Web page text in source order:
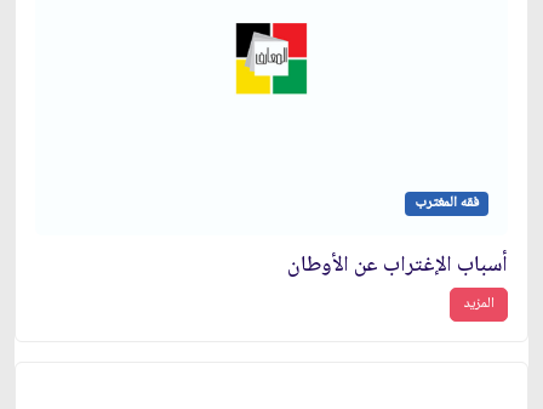
فقه المغترب
أسباب الإغتراب عن الأوطان
المزيد